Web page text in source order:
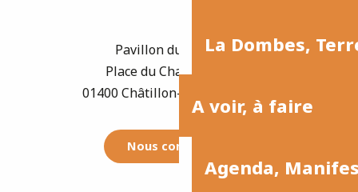
La Dombes,
A voir, à faire
Agenda,
Pavillon du Tourisme
Place du Champ de Foire
01400 Châtillon-sur-Chalaronne
Nous contacter